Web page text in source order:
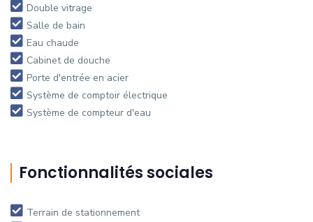
Double vitrage
Salle de bain
Eau chaude
Cabinet de douche
Porte d'entrée en acier
Système de comptoir électrique
Système de compteur d'eau
Fonctionnalités sociales
Terrain de stationnement